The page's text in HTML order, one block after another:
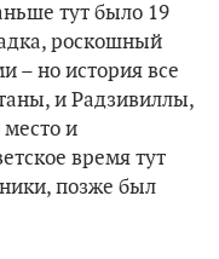
тут было 19
роскошный
– но история все
и Радзивиллы,
и
время тут
позже был